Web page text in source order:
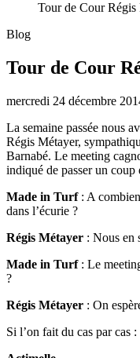
Tour de Cour Régis
Blog
Tour de Cour
mercredi 24 décembre
La semaine passée nous
Régis Métayer,
Barnabé. Le meeting
indiqué de passer un coup
Made in Turf: A
dans l’écurie ?
Régis Métayer : Nous en
Made in Turf: Le
?
Régis Métayer : On
Si l’on fait du cas par cas :